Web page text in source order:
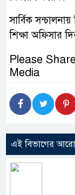
সার্বিক
শিক্ষা অফিসার
Please
Media
এই বিভাগের